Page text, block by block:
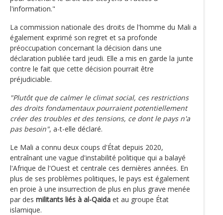
l'information."
La commission nationale des droits de l'homme du Mali a
également exprimé son regret et sa profonde
préoccupation concernant la décision dans une
déclaration publiée tard jeudi. Elle a mis en garde la junte
contre le fait que cette décision pourrait être
préjudiciable.
"Plutôt que de calmer le climat social, ces restrictions
des droits fondamentaux pourraient potentiellement
créer des troubles et des tensions, ce dont le pays n'a
pas besoin", a-t-elle déclaré.
Le Mali a connu deux coups d'État depuis 2020,
entraînant une vague d'instabilité politique qui a balayé
l'Afrique de l'Ouest et centrale ces dernières années. En
plus de ses problèmes politiques, le pays est également
en proie à une insurrection de plus en plus grave menée
par des militants liés à al-Qaida et au groupe État
islamique.